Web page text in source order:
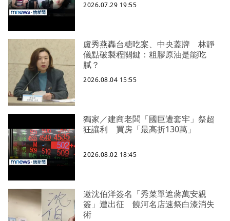
2026.07.29 19:55
盧秀燕轟台糖吃案、中央蓋牌 林靜
儀點破製程關鍵：粗膠原油是能吃
膩？
2026.08.04 15:55
獨家／建商老闆「國巨遭套牢」祭超
狂讓利 買房「最高折130萬」
2026.08.02 18:45
邀沈伯洋簽名「秀菜單遮蔣萬安親
簽」遭出征 饒河名店速祭白漆消失
術